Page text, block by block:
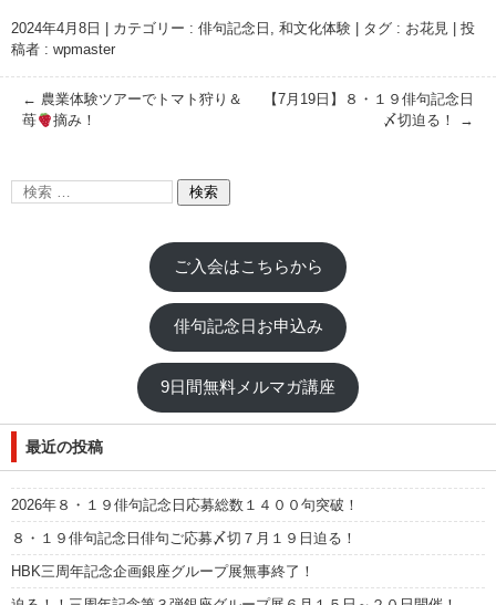
2024年4月8日 カテゴリー : 俳句記念日 , 和文化体験 タグ : お花見
投
稿者 : wpmaster
← 農業体験ツアーでトマト狩り＆
苺
摘み！
【7月19日】８・１９俳句記念日
〆切迫る！
→
ご入会はこちらから
俳句記念日お申込み
9日間無料メルマガ講座
最近の投稿
2026年８・１９俳句記念日応募総数１４００句突破！
８・１９俳句記念日俳句ご応募〆切７月１９日迫る！
HBK三周年記念企画銀座グループ展無事終了！